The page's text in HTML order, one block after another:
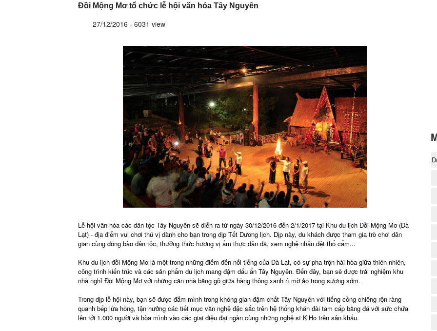
Đồi Mộng Mơ tổ chức lễ hội văn hóa Tây Nguyên
27/12/2016 - 6031 view
Lễ hội văn hóa các dân tộc Tây Nguyên sẽ diễn ra từ ngày 30/12/2016 đến 2/1/2017 tại Khu du lịch Đồi Mộng Mơ (Đà
Lạt) - địa điểm vui chơi thú vị dành cho bạn trong dịp Tết Dương lịch. Dịp này, du khách được tham gia trò chơi dân
gian cùng đồng bào dân tộc, thưởng thức hương vị ẩm thực dân dã, xem nghệ nhân dệt thổ cẩm...
Khu du lịch đồi Mộng Mơ là một trong những điểm đến nổi tiếng của Đà Lạt, có sự pha trộn hài hòa giữa thiên nhiên,
công trình kiến trúc và các sản phẩm du lịch mang đậm dấu ấn Tây Nguyên. Đến đây, bạn sẽ được trải nghiệm khu
nhà nghỉ Đồi Mộng Mơ với những căn nhà bằng gỗ giữa hàng thông xanh rì mờ ảo trong sương sớm.
Trong dịp lễ hội này, bạn sẽ được đắm mình trong không gian đậm chất Tây Nguyên với tiếng cồng chiêng rộn ràng
quanh bếp lửa hồng, tận hưởng các tiết mục văn nghệ đặc sắc trên hệ thống khán đài tam cấp bằng đá với sức chứa
lên tới 1.000 người và hòa mình vào các giai điệu đại ngàn cùng những nghệ sĩ K’Ho trên sân khấu.